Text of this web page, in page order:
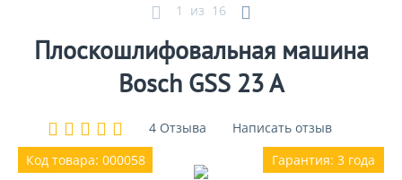
1
из 16
Плоскошлифовальная машина
Bosch GSS 23 A
4 Отзыва
Написать отзыв
Гарантия: 3 года
Код товара: 000058